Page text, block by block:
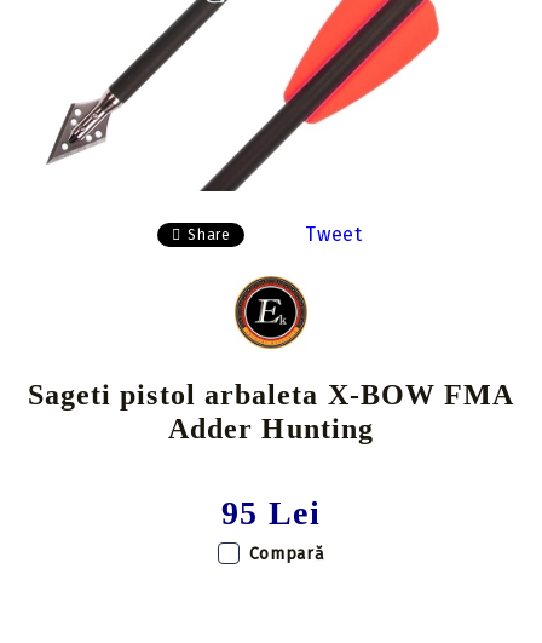
Share Tweet
Sageti pistol arbaleta X-BOW FMA
Adder Hunting
95 Lei
Compară